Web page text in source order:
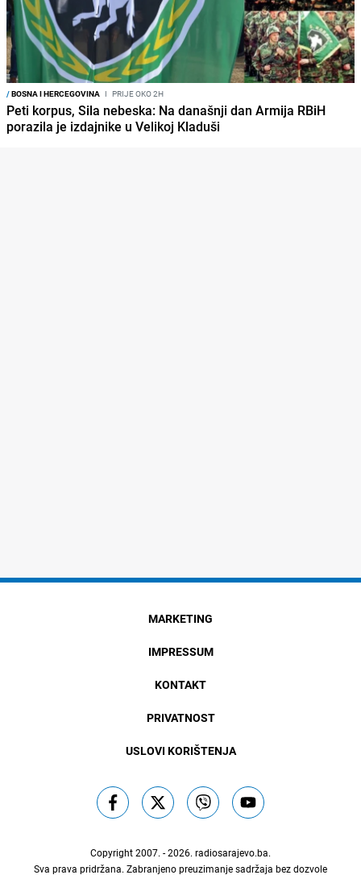
/BOSNA I HERCEGOVINA I PRIJE OKO 2H
Peti korpus, Sila nebeska: Na današnji dan Armija RBiH
porazila je izdajnike u Velikoj Kladuši
MARKETING
IMPRESSUM
KONTAKT
PRIVATNOST
USLOVI KORIŠTENJA
Copyright 2007. - 2026. radiosarajevo.ba.
Sva prava pridržana. Zabranjeno preuzimanje sadržaja bez dozvole